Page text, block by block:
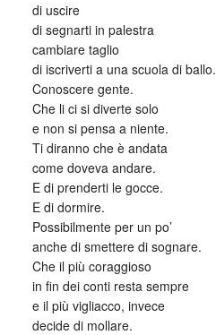
di uscire
di segnarti in palestra
cambiare taglio
di iscriverti a una scuola di ballo.
Conoscere gente.
Che li ci si diverte solo
e non si pensa a niente.
Ti diranno che è andata
come doveva andare.
E di prenderti le gocce.
E di dormire.
Possibilmente per un po’
anche di smettere di sognare.
Che il più coraggioso
in fin dei conti resta sempre
e il più vigliacco, invece
decide di mollare.